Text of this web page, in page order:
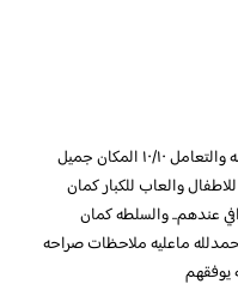
تجربه حلوه وممتعه الاكل كان لذيذ والخدمه والتعامل ١٠/١٠ المكان جميل
والعاب للكبار كمان
عندهم.. والسلطه كمان
ماعليه ملاحظات صراحه
يوفقهم